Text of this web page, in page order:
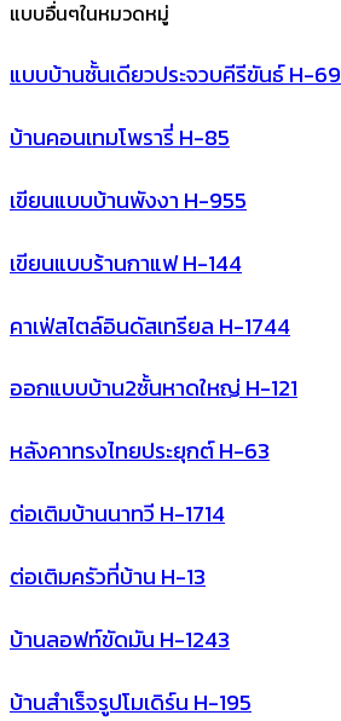
แบบอื่นๆในหมวดหมู่
แบบบ้านชั้นเดียวประจวบคีรีขันธ์ H-69
บ้านคอนเทมโพรารี่ H-85
เขียนแบบบ้านพังงา H-955
เขียนแบบร้านกาแฟ H-144
คาเฟ่สไตล์อินดัสเทรียล H-1744
ออกแบบบ้าน2ชั้นหาดใหญ่ H-121
หลังคาทรงไทยประยุกต์ H-63
ต่อเติมบ้านนาทวี H-1714
ต่อเติมครัวที่บ้าน H-13
บ้านลอฟท์ขัดมัน H-1243
บ้านสําเร็จรูปโมเดิร์น H-195